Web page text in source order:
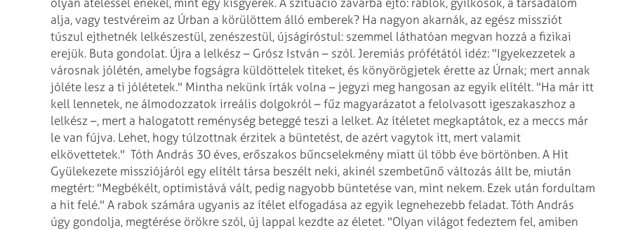
alja, vagy testvéreim az Úrban a körülöttem álló emberek? Ha nagyon akarnák, az egész missziót
túszul ejthetnék lelkészestül, zenészestül, újságíróstul: szemmel láthatóan megvan hozzá a fizikai
erejük. Buta gondolat. Újra a lelkész – Grósz István – szól. Jeremiás prófétától idéz: "Igyekezzetek a
városnak jólétén, amelybe fogságra küldöttelek titeket, és könyörögjetek érette az Úrnak; mert annak
jóléte lesz a ti jólétetek." Mintha nekünk írták volna – jegyzi meg hangosan az egyik elítélt. "Ha már itt
kell lennetek, ne álmodozzatok irreális dolgokról – fűz magyarázatot a felolvasott igeszakaszhoz a
lelkész –, mert a halogatott reménység beteggé teszi a lelket. Az ítéletet megkaptátok, ez a meccs már
le van fújva. Lehet, hogy túlzottnak érzitek a büntetést, de azért vagytok itt, mert valamit
elkövettetek." Tóth András 30 éves, erőszakos bűncselekmény miatt ül több éve börtönben. A Hit
Gyülekezete missziójáról egy elítélt társa beszélt neki, akinél szembetűnő változás állt be, miután
megtért: "Megbékélt, optimistává vált, pedig nagyobb büntetése van, mint nekem. Ezek után fordultam
a hit felé." A rabok számára ugyanis az ítélet elfogadása az egyik legnehezebb feladat. Tóth András
úgy gondolja, megtérése örökre szól, új lappal kezdte az életet. "Olyan világot fedeztem fel, amiben